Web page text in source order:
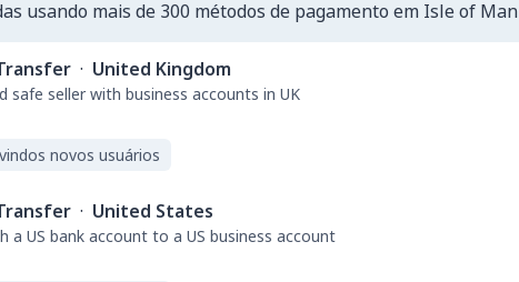
usando mais de 300 métodos de pagamento em Isle of Man
· United Kingdom
safe seller with business accounts in UK
novos usuários
· United States
a US bank account to a US business account